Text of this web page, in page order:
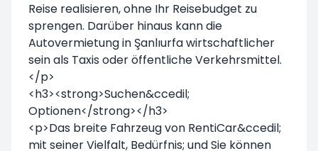
Reise realisieren, ohne Ihr Reisebudget zu
sprengen. Darüber hinaus kann die
Autovermietung in Şanlıurfa wirtschaftlicher
sein als Taxis oder öffentliche Verkehrsmittel.
</p>
<h3><strong>Suchen&ccedil;
Optionen</strong></h3>
<p>Das breite Fahrzeug von RentiCar&ccedil;
mit seiner Vielfalt, Bedürfnis; und Sie können